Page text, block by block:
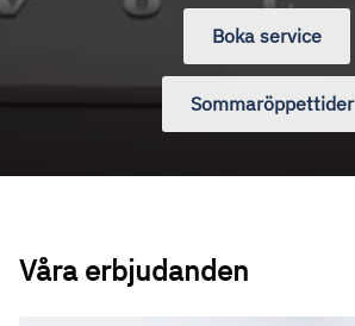
Boka service
Sommaröppettider
Våra erbjudanden